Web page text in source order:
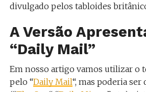
divulgado pelos tabloides
A Versão
“Daily Mail”
Em nosso artigo vamos utilizar o
pelo “Daily Mail“, mas poderia